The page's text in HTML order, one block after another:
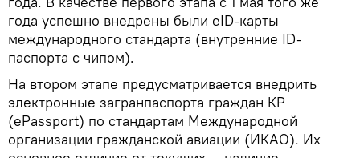
года успешно внедрены были eID-карты
международного стандарта (внутренние ID-
паспорта с чипом).
На втором этапе предусматривается внедрить
электронные загранпаспорта граждан КР
(ePassport) по стандартам Международной
организации гражданской авиации (ИКАО). Их